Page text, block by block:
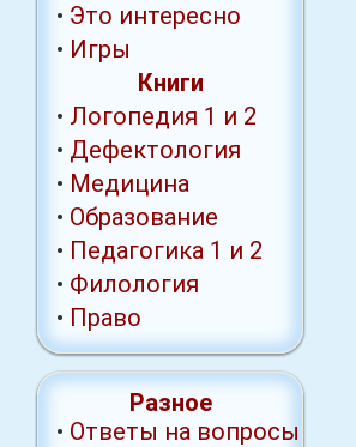
• Это интересно
• Игры
Книги
• Логопедия 1 и 2
• Дефектология
• Медицина
• Образование
• Педагогика 1 и 2
• Филология
• Право
Разное
• Ответы на вопросы